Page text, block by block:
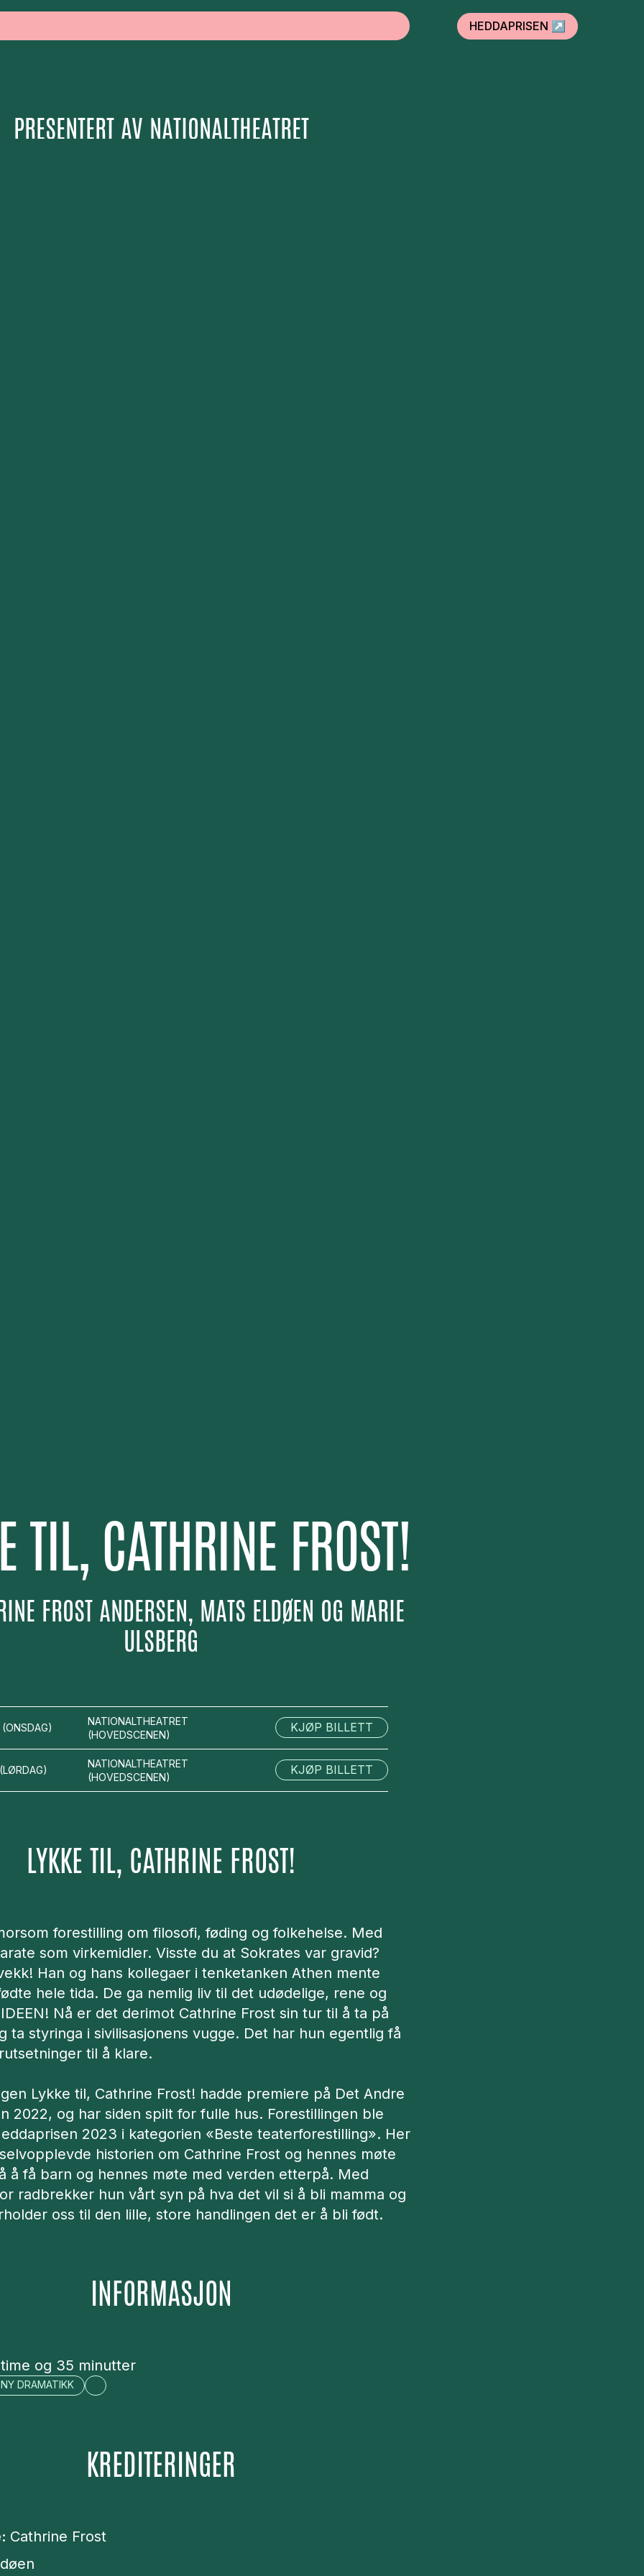
HEDDAPRISEN ↗
PRESENTERT AV NATIONALTHEATRET
TIL, CATHRINE FROST!
FROST ANDERSEN, MATS ELDØEN OG MARIE
ULSBERG
(ONSDAG)
NATIONALTHEATRET
(HOVEDSCENEN) KJØP BILLETT
LØRDAG)
NATIONALTHEATRET
(HOVEDSCENEN) KJØP BILLETT
LYKKE TIL, CATHRINE FROST!
forestilling om filosofi, føding og folkehelse. Med
som virkemidler. Visste du at Sokrates var gravid?
Han og hans kollegaer i tenketanken Athen mente
hele tida. De ga nemlig liv til det udødelige, rene og
Nå er det derimot Cathrine Frost sin tur til å ta på
ta styringa i sivilisasjonens vugge. Det har hun egentlig få
til å klare.
Lykke til, Cathrine Frost! hadde premiere på Det Andre
2022, og har siden spilt for fulle hus. Forestillingen ble
2023 i kategorien «Beste teaterforestilling». Her
historien om Cathrine Frost og hennes møte
å få barn og hennes møte med verden etterpå. Med
radbrekker hun vårt syn på hva det vil si å bli mamma og
oss til den lille, store handlingen det er å bli født.
INFORMASJON
og 35 minutter
NY DRAMATIKK
KREDITERINGER
Cathrine Frost